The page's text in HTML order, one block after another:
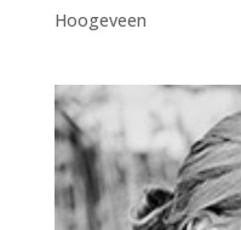
Hoogeveen